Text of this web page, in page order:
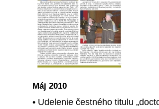
Máj 2010
• Udelenie čestného titulu